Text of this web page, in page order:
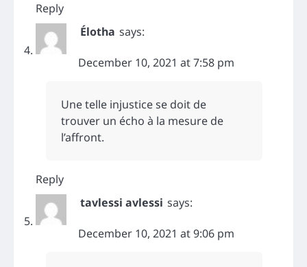
Reply
Élotha says:
December 10, 2021 at 7:58 pm
Une telle injustice se doit de
trouver un écho à la mesure de
l’affront.
Reply
tavlessi avlessi says:
December 10, 2021 at 9:06 pm